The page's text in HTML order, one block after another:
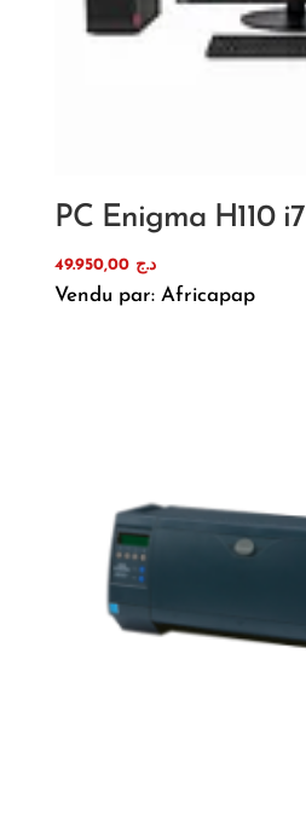
PC Enigma H110 i7
د.ج 49.950,00
Vendu par: Africapap